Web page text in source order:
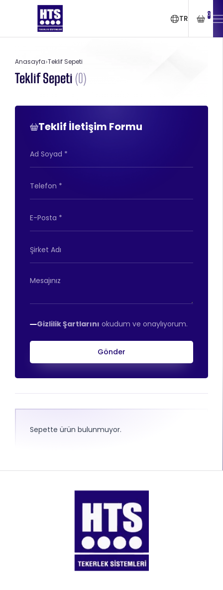
TR 0
Anasayfa Teklif Sepeti
Teklif Sepeti(0)
Sepette ürün bulunmuyor.
Teklif İletişim Formu
Gizlilik Şartlarını okudum ve onaylıyorum.
Gönder